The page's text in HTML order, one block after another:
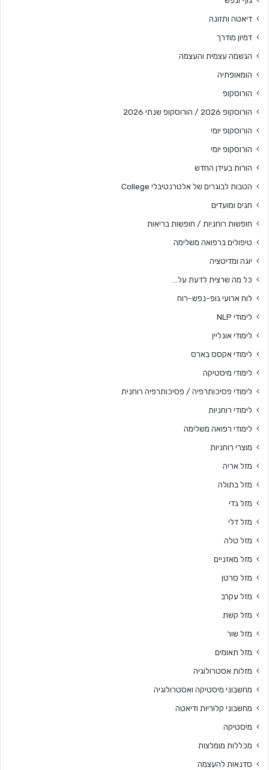
דיאטה ותזונה
דמיון מודרך
הגשמה עצמית והעצמה
הומאופתיה
הורוסקופ
הורוסקופ 2026 / הורוסקופ שנתי 2026
הורוסקופ יומי
הורוסקופ יומי
הורות בעידן החדש
הטבות לבוגרים של אלטרנטיבלי College
חגים ומועדים
חופשות רוחניות / חופשות בריאות
טיפולים ברפואה משלימה
יוגה ומדיטציה
כל מה שרצית לדעת על…
לוח ארועי גופ-נפש-רוח
לימודי NLP
לימודי אונליין
לימודי אקסס בארס
לימודי מיסטיקה
לימודי פסיכותרפיה / פסיכותרפיה רוחנית
לימודי רוחניות
לימודי רפואה משלימה
מוצרי רוחניות
מזל אריה
מזל בתולה
מזל גדי
מזל דלי
מזל טלה
מזל מאזניים
מזל סרטן
מזל עקרב
מזל קשת
מזל שור
מזל תאומים
מזלות אסטרולוגיה
מחשבוני מיסטיקה ואסטרולוגיה
מחשבוני קלוריות ודיאטה
מיסטיקה
מכללות מומלצות
סדנאות להעצמה